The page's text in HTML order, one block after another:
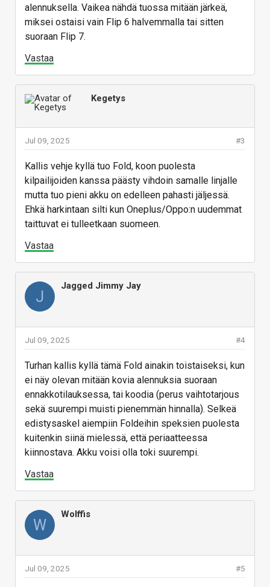
alennuksella. Vaikea nähdä tuossa mitään järkeä,
miksei ostaisi vain Flip 6 halvemmalla tai sitten
suoraan Flip 7.
Vastaa
Kegetys
#3
Jul 09, 2025
Kallis vehje kyllä tuo Fold, koon puolesta
kilpailijoiden kanssa päästy vihdoin samalle linjalle
mutta tuo pieni akku on edelleen pahasti jäljessä.
Ehkä harkintaan silti kun Oneplus/Oppo:n uudemmat
taittuvat ei tulleetkaan suomeen.
Vastaa
J
Jagged Jimmy Jay
#4
Jul 09, 2025
Turhan kallis kyllä tämä Fold ainakin toistaiseksi, kun
ei näy olevan mitään kovia alennuksia suoraan
ennakkotilauksessa, tai koodia (perus vaihtotarjous
sekä suurempi muisti pienemmän hinnalla). Selkeä
edistysaskel aiempiin Foldeihin speksien puolesta
kuitenkin siinä mielessä, että periaatteessa
kiinnostava. Akku voisi olla toki suurempi.
Vastaa
W
Wolffis
#5
Jul 09, 2025